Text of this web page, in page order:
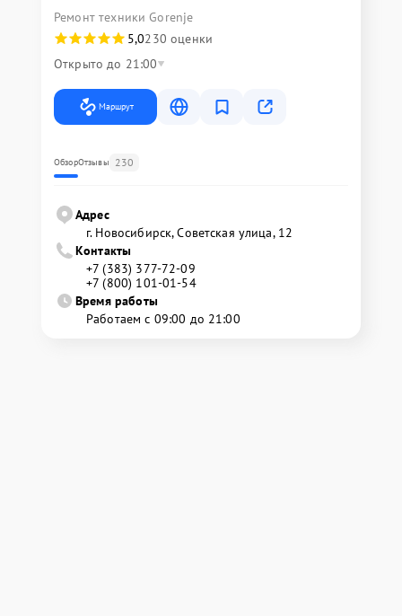
Ремонт техники Gorenje
5,0230 оценки
Открыто до 21:00
Маршрут
ОбзорОтзывы 230
Адрес
г. Новосибирск, Советская улица, 12
Контакты
+7 (383) 377-72-09
+7 (800) 101-01-54
Время работы
Работаем с 09:00 до 21:00